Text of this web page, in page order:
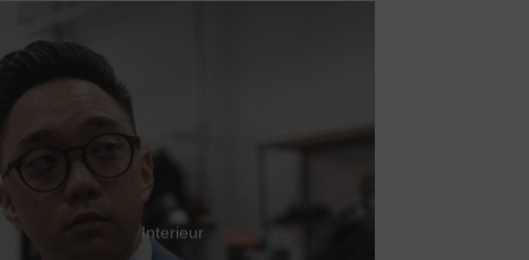
Interieur